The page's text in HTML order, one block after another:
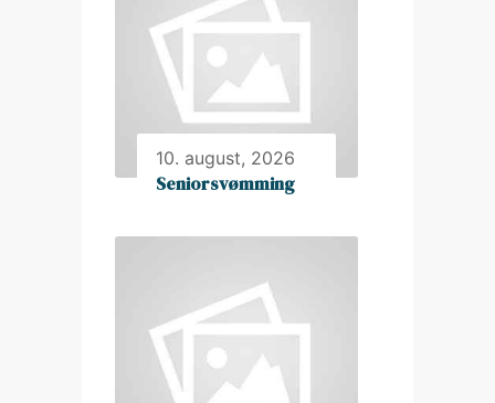
10. august, 2026
Seniorsvømming